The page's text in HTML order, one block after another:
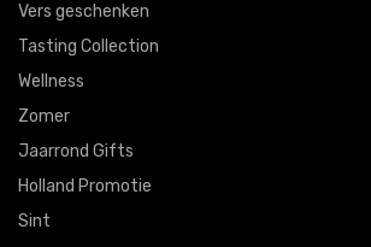
Vers geschenken
Tasting Collection
Wellness
Zomer
Jaarrond Gifts
Holland Promotie
Sint